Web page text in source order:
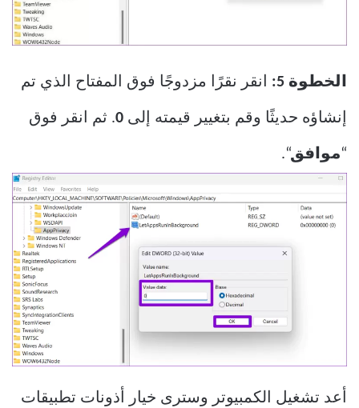
الخطوة 5: انقر نقرًا مزدوجًا فوق المفتاح الذي تم
إنشاؤه حديثًا وقم بتغيير قيمته إلى 0. ثم انقر فوق
“موافق“.
أعد تشغيل الكمبيوتر وسترى خيار أذونات تطبيقات